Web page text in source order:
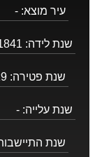
עיר מוצא: -
שנת לידה:
שנת פטירה:
שנת עלייה: -
שנת